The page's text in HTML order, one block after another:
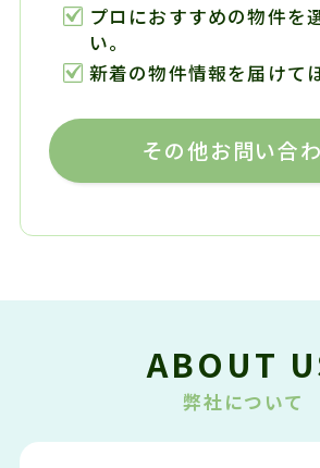
プロにおすすめの物件を
い。
新着の物件情報を届けて
その他お問い合
ABOUT
弊社について